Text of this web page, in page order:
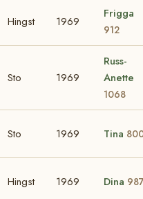
Hingst 1969
Frigga
912
Sto 1969
Russ-
Anette
1068
Sto 1969 Tina
Hingst 1969 Dina